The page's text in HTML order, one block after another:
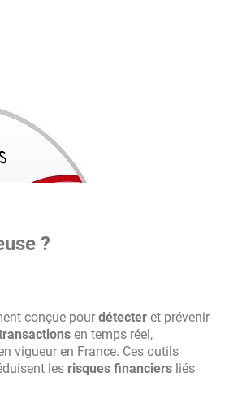
?
conçue pour détecter et prévenir
en temps réel,
vigueur en France. Ces outils
les risques financiers liés